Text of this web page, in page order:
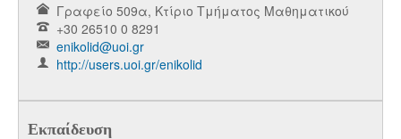
Γραφείο 509α, Κτίριο Τμήματος Μαθηματικού
+30 26510 0 8291
enikolid@uoi.gr
http://users.uoi.gr/enikolid
Εκπαίδευση